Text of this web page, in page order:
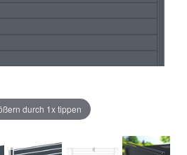
durch 1x tippen